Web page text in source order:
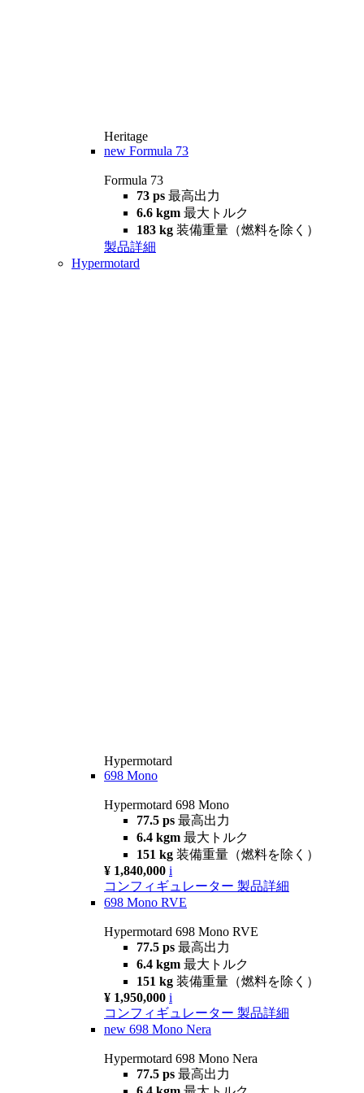
Heritage
new Formula 73
Formula 73
73 ps 最高出力
6.6 kgm 最大トルク
183 kg 装備重量（燃料を除く）
製品詳細
Hypermotard
Hypermotard
698 Mono
Hypermotard 698 Mono
77.5 ps 最高出力
6.4 kgm 最大トルク
151 kg 装備重量（燃料を除く）
¥ 1,840,000 i
コンフィギュレーター 製品詳細
698 Mono RVE
Hypermotard 698 Mono RVE
77.5 ps 最高出力
6.4 kgm 最大トルク
151 kg 装備重量（燃料を除く）
¥ 1,950,000 i
コンフィギュレーター 製品詳細
new 698 Mono Nera
Hypermotard 698 Mono Nera
77.5 ps 最高出力